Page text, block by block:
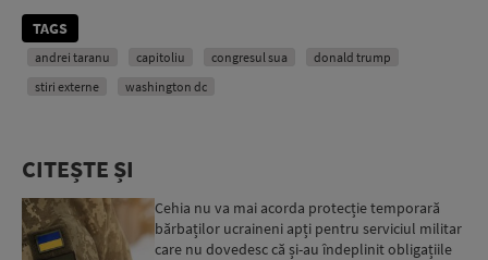
TAGS
andrei taranu capitoliu congresul sua
donald trump
stiri externe
washington dc
CITEȘTE ȘI
Cehia nu va mai acorda protecție temporară
bărbaților ucraineni apți pentru serviciul militar
care nu dovedesc că și-au îndeplinit obligațiile